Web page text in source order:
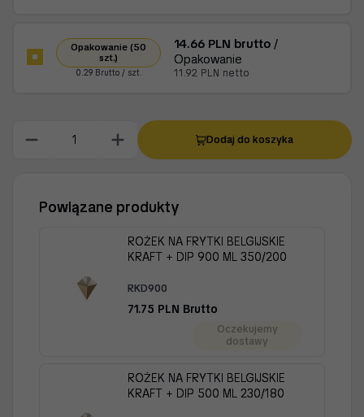
Opakowanie (50
szt.)
0.29 Brutto / szt.
14.66 PLN brutto /
Opakowanie
11.92 PLN netto
Dodaj do koszyka
Powiązane produkty
ROŻEK NA FRYTKI BELGIJSKIE
KRAFT + DIP 900 ML 350/200
RKD900
71.75 PLN Brutto
Oczekujemy
dostawy
ROŻEK NA FRYTKI BELGIJSKIE
KRAFT + DIP 500 ML 230/180